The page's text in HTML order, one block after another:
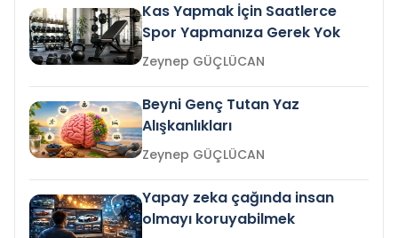
Kas Yapmak İçin Saatlerce
Spor Yapmanıza Gerek Yok
Zeynep GÜÇLÜCAN
Beyni Genç Tutan Yaz
Alışkanlıkları
Zeynep GÜÇLÜCAN
Yapay zeka çağında insan
olmayı koruyabilmek